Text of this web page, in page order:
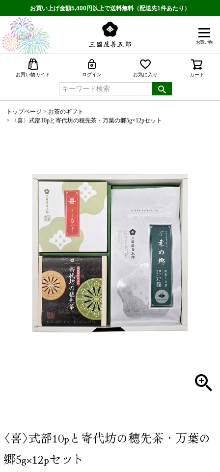
お買い上げ金額5,400円以上で送料無料（配送先1件あたり）
お買い物
お買い物ガイド ログイン お気に入り カート
トップページ
お茶のギフト
〈喜〉式部10pと寄代坊の穂先茶・万葉の郷5g×12pセット
〈喜〉式部10pと寄代坊の穂先茶・万葉の
郷5g×12pセット